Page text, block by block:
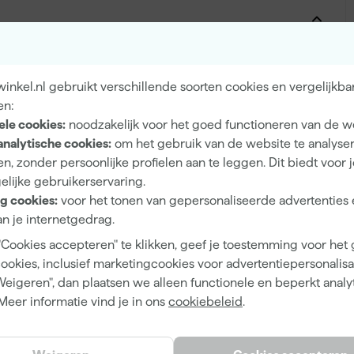
gebruikt verschillende soorten cookies en
cookies: noodzakelijk voor het goed functioneren van de
cookies: om het gebruik van de website te
zonder persoonlijke profielen aan te leggen. Dit biedt voor
gebruikerservaring.
cookies: voor het tonen van gepersonaliseerde advertenties
je internetgedrag.
accepteren" te klikken, geef je toestemming voor het
inclusief marketingcookies voor
dan plaatsen we alleen functionele en beperkt
informatie vind je in ons cookiebeleid.
Dekkend
4 h
12 m²/l
1 d
Waterbasis (acryl)
Airless spuitapparatuur, Kwast, Viltroller